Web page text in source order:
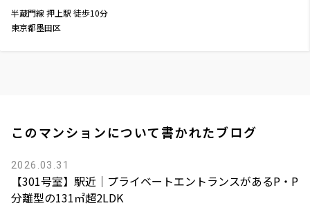
半蔵門線 押上駅 徒歩10分
東京都墨田区
このマンションについて書かれたブログ
2026.03.31
【301号室】駅近｜プライベートエントランスがあるP・P
分離型の131㎡超2LDK